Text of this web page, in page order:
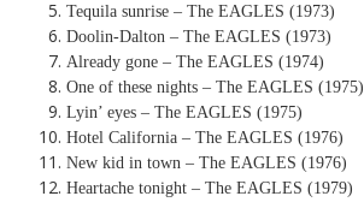
Tequila sunrise – The EAGLES (1973)
Doolin-Dalton – The EAGLES (1973)
Already gone – The EAGLES (1974)
One of these nights – The EAGLES (1975)
Lyin’ eyes – The EAGLES (1975)
Hotel California – The EAGLES (1976)
New kid in town – The EAGLES (1976)
Heartache tonight – The EAGLES (1979)